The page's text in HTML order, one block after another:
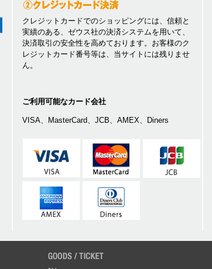
クレジットカードでのショッピングには、信頼と
実績のある、ゼウス社の決済システムを用いて、
決済取引の安全性を高めております。お客様のク
レジットカード番号等は、当サイトには残りませ
ん。
ご利用可能なカード会社
VISA、MasterCard、JCB、AMEX、Diners